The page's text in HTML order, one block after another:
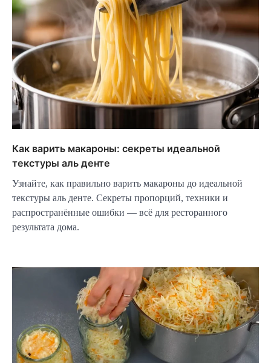
Как варить макароны: секреты идеальной
текстуры аль денте
Узнайте, как правильно варить макароны до идеальной
текстуры аль денте. Секреты пропорций, техники и
распространённые ошибки — всё для ресторанного
результата дома.